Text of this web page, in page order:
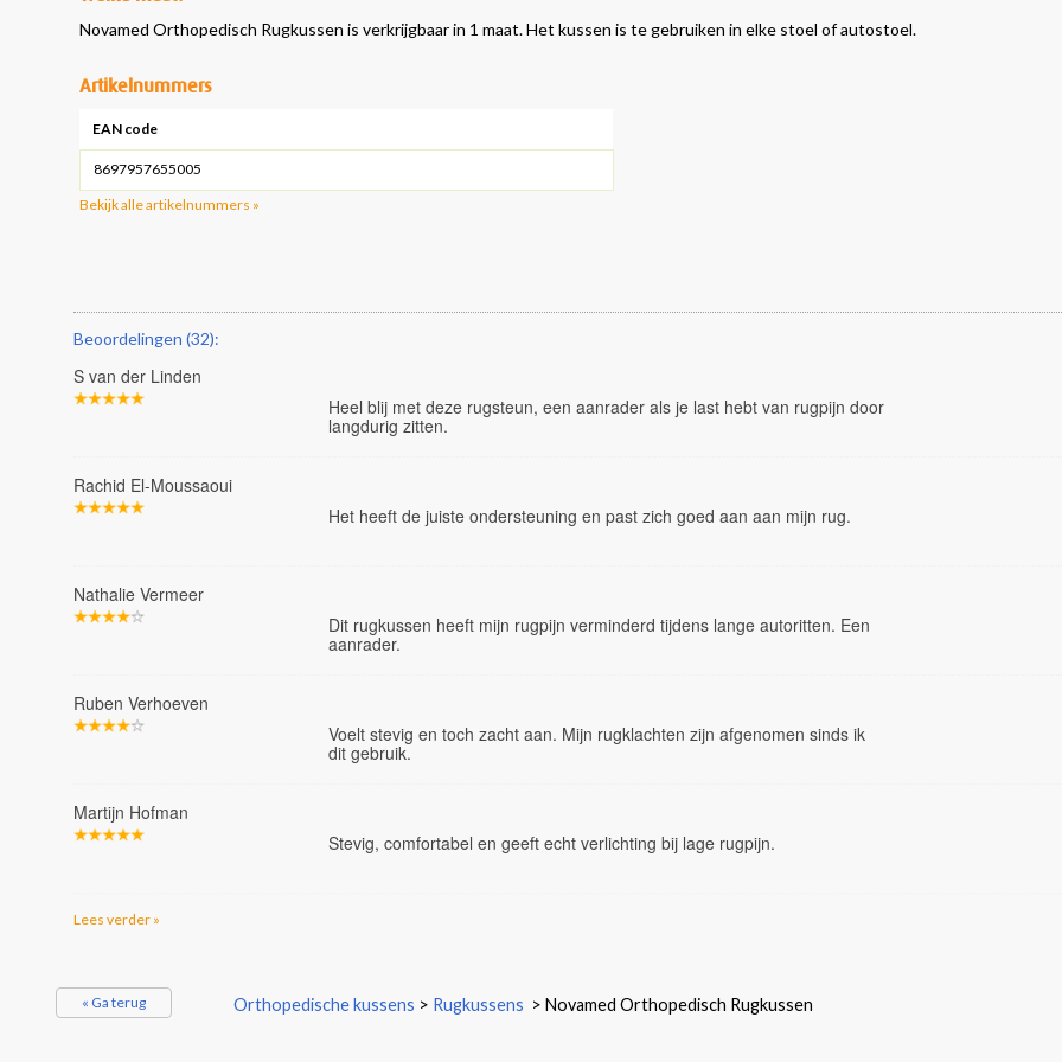
Novamed Orthopedisch Rugkussen is verkrijgbaar in 1 maat. Het kussen is te gebruiken in elke stoel of autostoel.
Artikelnummers
EAN code
8697957655005
Bekijk alle artikelnummers »
Beoordelingen (32):
S van der Linden
Heel blij met deze rugsteun, een aanrader als je last hebt van rugpijn door
langdurig zitten.
Rachid El-Moussaoui
Het heeft de juiste ondersteuning en past zich goed aan aan mijn rug.
Nathalie Vermeer
Dit rugkussen heeft mijn rugpijn verminderd tijdens lange autoritten. Een
aanrader.
Ruben Verhoeven
Voelt stevig en toch zacht aan. Mijn rugklachten zijn afgenomen sinds ik
dit gebruik.
Martijn Hofman
Stevig, comfortabel en geeft echt verlichting bij lage rugpijn.
Lees verder »
« Ga terug Orthopedische kussens > Rugkussens > Novamed Orthopedisch Rugkussen